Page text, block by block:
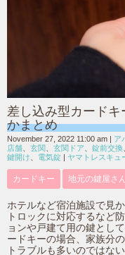
差し込み型カード
かまとめ
November 27, 2022 11:00 am | ア
店舗
玄関 玄関ドア 錠前交換
鍵開け
電気錠 | ヤマトレスキュ
カードキー 地元の鍵屋さ
ホテルなど宿泊施設で見
トロックに対応するなど
ョンや戸建て用の鍵とし
ードキーの場合、家族分
トラブルも多いのではな